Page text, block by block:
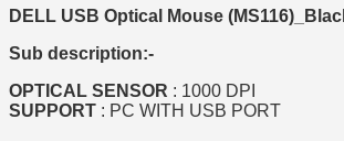
DELL USB Optical Mouse
Sub description:-
OPTICAL SENSOR : 1000 DPI
SUPPORT : PC WITH USB PORT